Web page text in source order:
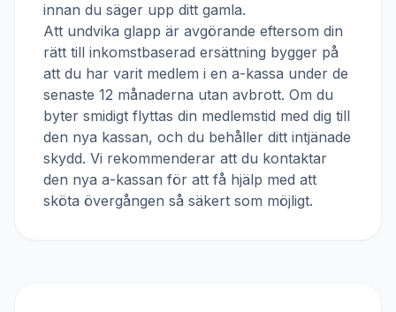
innan du säger upp ditt gamla.
Att undvika glapp är avgörande eftersom din
rätt till inkomstbaserad ersättning bygger på
att du har varit medlem i en a-kassa under de
senaste 12 månaderna utan avbrott. Om du
byter smidigt flyttas din medlemstid med dig till
den nya kassan, och du behåller ditt intjänade
skydd. Vi rekommenderar att du kontaktar
den nya a-kassan för att få hjälp med att
sköta övergången så säkert som möjligt.